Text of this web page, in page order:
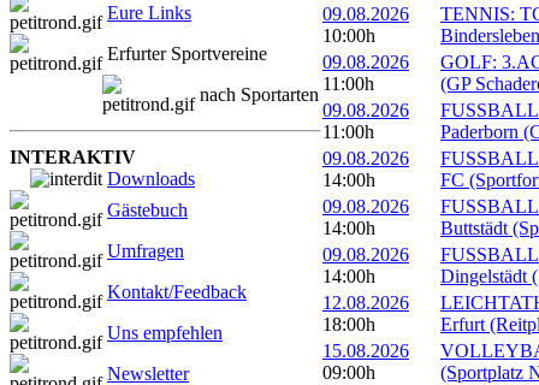
Eure Links
Erfurter Sportvereine
nach Sportarten
INTERAKTIV
Downloads
Gästebuch
Umfragen
Kontakt/Feedback
Uns empfehlen
Newsletter
09.08.2026
10:00h
TENNIS:
09.08.2026
11:00h
GOLF:
(GP
09.08.2026
11:00h
Paderborn
09.08.2026
14:00h
FC
09.08.2026
14:00h
Buttstädt
09.08.2026
14:00h
Dingelstädt
12.08.2026
18:00h
Erfurt
15.08.2026
09:00h
(Sportplatz